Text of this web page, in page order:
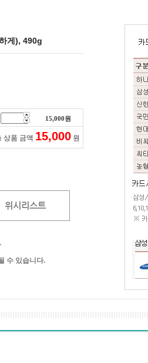
게), 490g
15,000원
상품 금액 15,000 원
위시리스트
수 있습니다.